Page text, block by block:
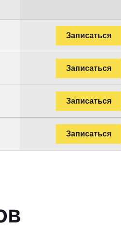
Записаться
Записаться
Записаться
Записаться